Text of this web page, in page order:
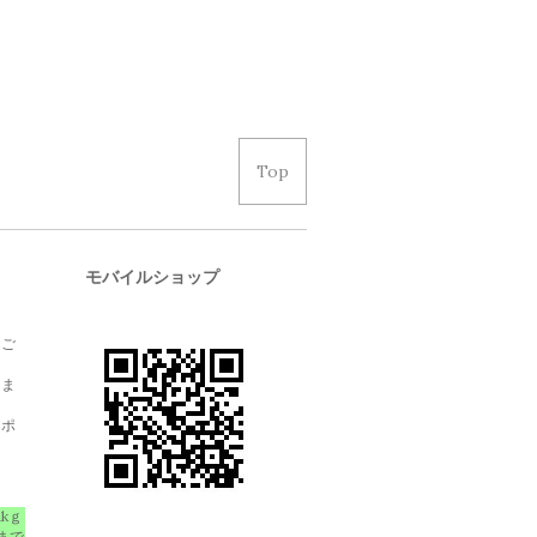
Top
ｇ
モバイルショップ